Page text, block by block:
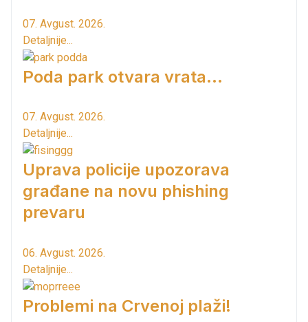
07. Avgust. 2026.
Detaljnije...
Poda park otvara vrata...
07. Avgust. 2026.
Detaljnije...
Uprava policije upozorava
građane na novu phishing
prevaru
06. Avgust. 2026.
Detaljnije...
Problemi na Crvenoj plaži!